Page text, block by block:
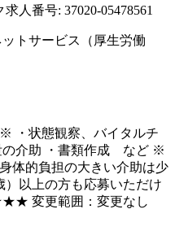
人番号: 37020-05478561
トサービス（厚生労働
・状態観察、バイタルチ
の介助 ・書類作成 など ※
体的負担の大きい介助は少
以上の方も応募いただけ
更範囲：変更なし